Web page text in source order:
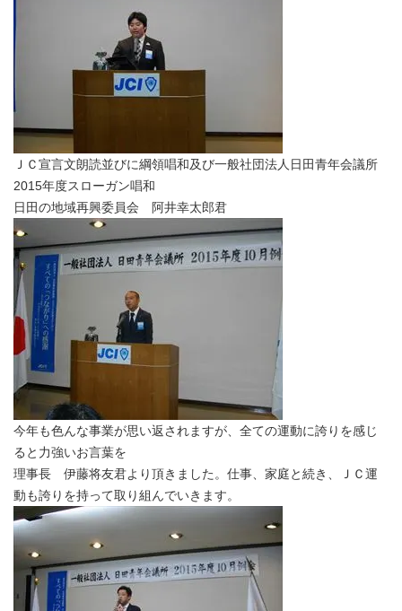
ＪＣ宣言文朗読並びに綱領唱和及び一般社団法人日田青年会議所
2015年度スローガン唱和
日田の地域再興委員会 阿井幸太郎君
今年も色んな事業が思い返されますが、全ての運動に誇りを感じ
ると力強いお言葉を
理事長 伊藤将友君より頂きました。仕事、家庭と続き、ＪＣ運
動も誇りを持って取り組んでいきます。